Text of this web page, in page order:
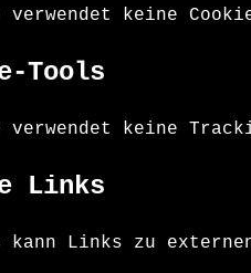
verwendet keine
Tools
verwendet keine
Links
kann Links zu